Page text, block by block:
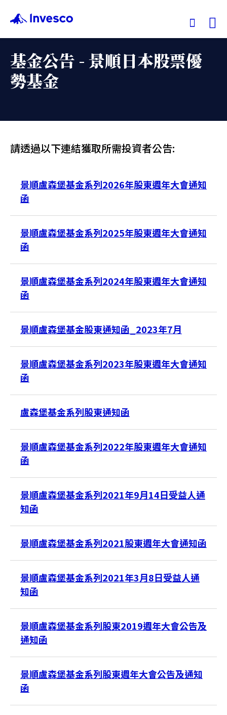
我們的基金
永續專區
關於景順
台灣
聯絡我們
基金公告 - 景順日本股票優
勢基金
請透過以下連結獲取所需投資者公告:
景順盧森堡基金系列2026年股東週年大會通知
函
景順盧森堡基金系列2025年股東週年大會通知
函
景順盧森堡基金系列2024年股東週年大會通知
函
景順盧森堡基金股東通知函_2023年7月
景順盧森堡基金系列2023年股東週年大會通知
函
盧森堡基金系列股東通知函
景順盧森堡基金系列2022年股東週年大會通知
函
景順盧森堡基金系列2021年9月14日受益人通
知函
景順盧森堡基金系列2021股東週年大會通知函
景順盧森堡基金系列2021年3月8日受益人通
知函
景順盧森堡基金系列股東2019週年大會公告及
通知函
景順盧森堡基金系列股東週年大會公告及通知
函